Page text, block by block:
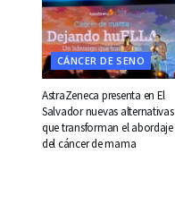
CÁNCER DE SENO
AstraZeneca presenta en El
Salvador nuevas alternativas
que transforman el abordaje
del cáncer de mama